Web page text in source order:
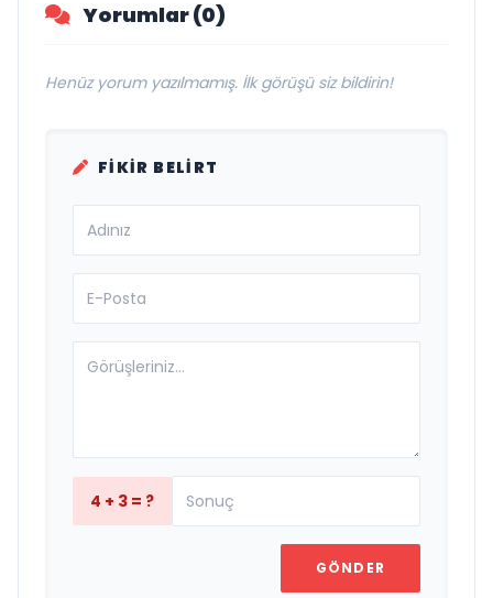
Yorumlar (0)
Henüz yorum yazılmamış. İlk görüşü siz bildirin!
FIKIR BELIRT
4 + 3 = ?
GÖNDER